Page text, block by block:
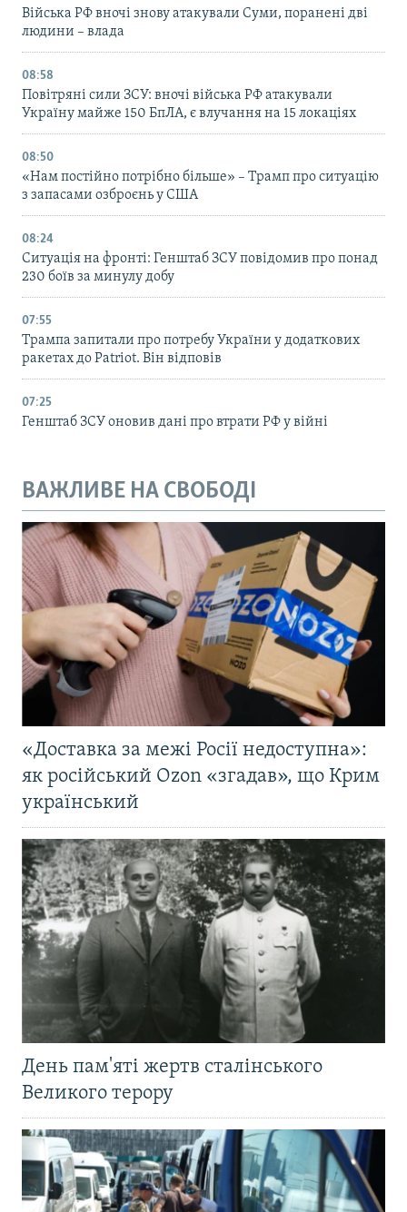
Війська РФ вночі знову атакували Суми, поранені дві
людини – влада
08:58
Повітряні сили ЗСУ: вночі війська РФ атакували
Україну майже 150 БпЛА, є влучання на 15 локаціях
08:50
«Нам постійно потрібно більше» – Трамп про ситуацію
з запасами озброєнь у США
08:24
Ситуація на фронті: Генштаб ЗСУ повідомив про понад
230 боїв за минулу добу
07:55
Трампа запитали про потребу України у додаткових
ракетах до Patriot. Він відповів
07:25
Генштаб ЗСУ оновив дані про втрати РФ у війні
ВАЖЛИВЕ НА СВОБОДІ
«Доставка за межі Росії недоступна»:
як російський Ozon «згадав», що Крим
український
День пам'яті жертв сталінського
Великого терору